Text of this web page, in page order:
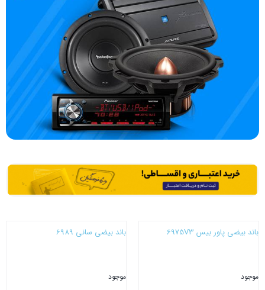
باند بیضی پاور بیس 6975V3
موجود
باند بیضی سانی 6989
موجود